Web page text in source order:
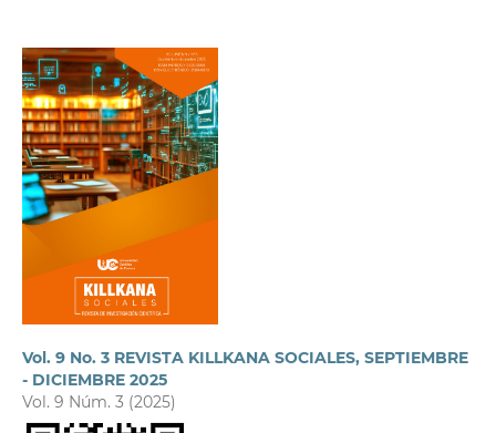
Vol. 9 No. 3 REVISTA KILLKANA SOCIALES, SEPTIEMBRE
- DICIEMBRE 2025
Vol. 9 Núm. 3 (2025)